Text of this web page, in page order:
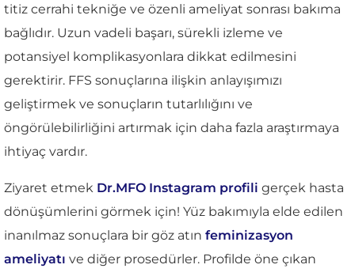
titiz cerrahi tekniğe ve özenli ameliyat sonrası bakıma
bağlıdır. Uzun vadeli başarı, sürekli izleme ve
potansiyel komplikasyonlara dikkat edilmesini
gerektirir. FFS sonuçlarına ilişkin anlayışımızı
geliştirmek ve sonuçların tutarlılığını ve
öngörülebilirliğini artırmak için daha fazla araştırmaya
ihtiyaç vardır.
Ziyaret etmek Dr.MFO Instagram profili gerçek hasta
dönüşümlerini görmek için! Yüz bakımıyla elde edilen
inanılmaz sonuçlara bir göz atın feminizasyon
ameliyatı ve diğer prosedürler. Profilde öne çıkan